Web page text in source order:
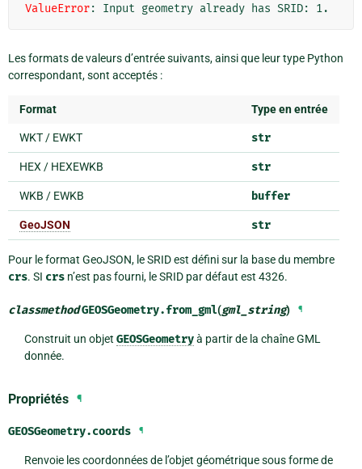
ValueError: Input geometry already has SRID: 1.
Les formats de valeurs d’entrée suivants, ainsi que leur type Python
correspondant, sont acceptés :
Format Type en entrée
WKT / EWKT str
HEX / HEXEWKB str
WKB / EWKB buffer
GeoJSON str
Pour le format GeoJSON, le SRID est défini sur la base du membre
crs. SI crs n’est pas fourni, le SRID par défaut est 4326.
classmethodGEOSGeometry.from_gml(gml_string) ¶
Construit un objet GEOSGeometryà partir de la chaîne GML
donnée.
Propriétés ¶
GEOSGeometry.coords ¶
Renvoie les coordonnées de l’objet géométrique sous forme de